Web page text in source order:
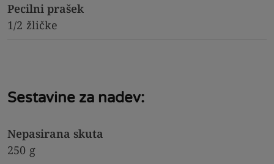
Pecilni prašek
1/2 žličke
Sestavine za nadev:
Nepasirana skuta
250 g